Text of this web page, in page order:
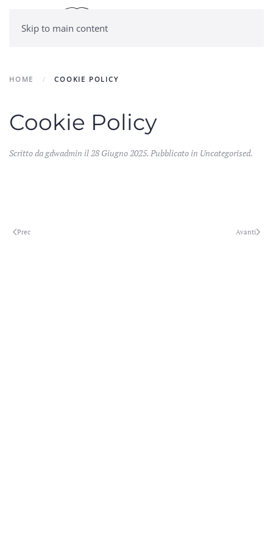
Skip to main content
HOME COOKIE POLICY
Cookie Policy
Scritto da gdwadmin il28 Giugno 2025. Pubblicato in Uncategorised.
Prec Avanti